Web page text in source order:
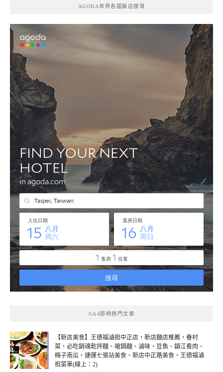
AGODA世界各國飯店搜尋
GA4即時熱門文章
【新店美食】王德福滷担中正店，新店麵店推薦，眷村
菜，必吃銷魂乾拌麵、嗆鍋麵、滷味、豆魚、鎮江肴肉、
梅子南瓜，捷運七張站美食、新店中正路美食，王德福滷
担菜單(線上：2)